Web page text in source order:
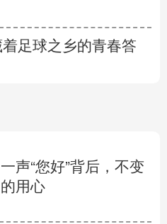
足球之乡的青春答
一声“您好”背后，不变
的用心